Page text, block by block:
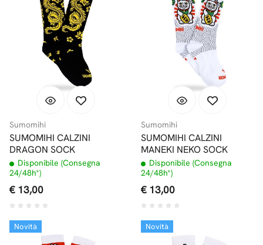
Sumomihi
SUMOMIHI CALZINI
DRAGON SOCK
Disponibile (Consegna
24/48h*)
€ 13,00
Sumomihi
SUMOMIHI CALZINI
MANEKI NEKO SOCK
Disponibile (Consegna
24/48h*)
€ 13,00
Novità Novità